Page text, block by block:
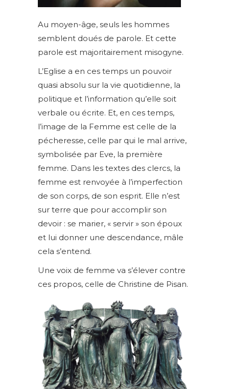
Au moyen-âge, seuls les hommes
semblent doués de parole. Et cette
parole est majoritairement misogyne.
L’Eglise a en ces temps un pouvoir
quasi absolu sur la vie quotidienne, la
politique et l’information qu’elle soit
verbale ou écrite. Et, en ces temps,
l’image de la Femme est celle de la
pécheresse, celle par qui le mal arrive,
symbolisée par Eve, la première
femme. Dans les textes des clercs, la
femme est renvoyée à l’imperfection
de son corps, de son esprit. Elle n’est
sur terre que pour accomplir son
devoir : se marier, « servir » son époux
et lui donner une descendance, mâle
cela s’entend.
Une voix de femme va s’élever contre
ces propos, celle de Christine de Pisan.